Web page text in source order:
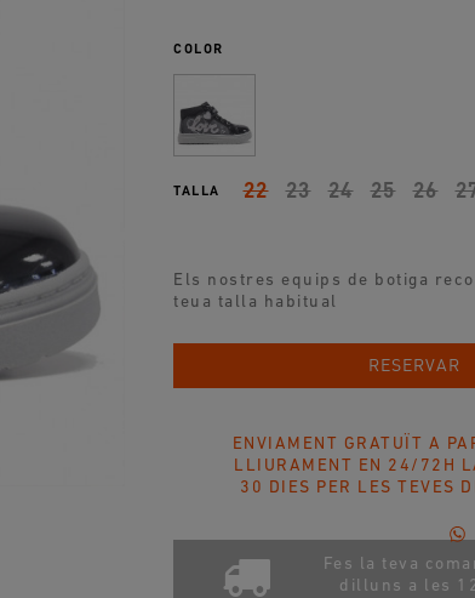
COLOR
TALLA 22 23 24 25 26
Els nostres equips de botiga
teua talla habitual
AFEGIR A LA
RESERVAR
ENVIAMENT GRATUÏT A
LLIURAMENT EN 24/72H
30 DIES PER LES TEVES
Fes la teva
dilluns a les